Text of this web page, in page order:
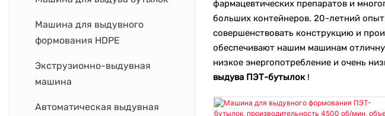
бутылок для воды
Машина для производства
бутылок из HDPE
Машина для производства
пластиковых бутылок
Машина для выдувного
формования HDPE
Экструзионно-выдувная
машина
Автоматическая выдувная
фармацевтических препаратов и
больших контейнеров. 20-летний
совершенствовать конструкцию и
обеспечивают нашим машинам
низкое энергопотребление и очень
выдува ПЭТ-бутылок!